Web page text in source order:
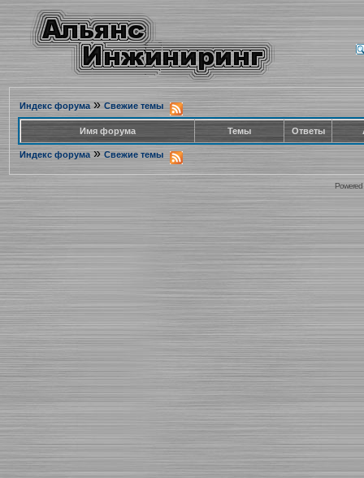
Индекс форума» Свежие темы
Имя форума Темы Ответы
Индекс форума » Свежие темы